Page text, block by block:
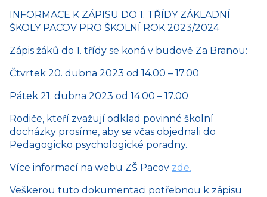
INFORMACE K ZÁPISU DO 1. TŘÍDY ZÁKLADNÍ
ŠKOLY PACOV PRO ŠKOLNÍ ROK 2023/2024
Zápis žáků do 1. třídy se koná v budově Za Branou:
Čtvrtek 20. dubna 2023 od 14.00 – 17.00
Pátek 21. dubna 2023 od 14.00 – 17.00
Rodiče, kteří zvažují odklad povinné školní
docházky prosíme, aby se včas objednali do
Pedagogicko psychologické poradny.
Více informací na webu ZŠ Pacov zde.
Veškerou tuto dokumentaci potřebnou k zápisu